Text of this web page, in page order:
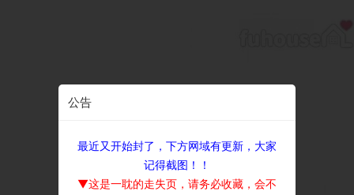
公告
最近又开始封了，下方网域有更新，大家
记得截图！！
▼这是一耽的走失页，请务必收藏，会不